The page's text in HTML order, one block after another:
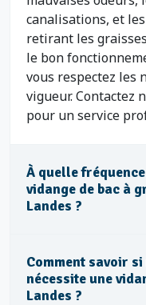
canalisations, et
retirant les
le bon
vous respectez les
vigueur. Contactez
pour un service
À quelle
vidange de bac à
Landes ?
Comment savoir
nécessite une
Landes ?